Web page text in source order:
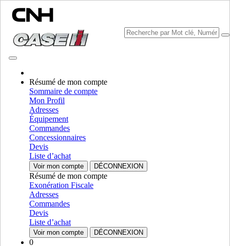
Résumé de mon compte
Sommaire de compte
Mon Profil
Adresses
Équipement
Commandes
Concessionnaires
Devis
Liste d’achat
Voir mon compte DÉCONNEXION
Résumé de mon compte
Exonération Fiscale
Adresses
Commandes
Devis
Liste d’achat
Voir mon compte DÉCONNEXION
0
Sélectionner marque
Fermer le Menu
ÉQUIPEMENT
AUTORÉPARATION
ÉQUIPEMENTALL ÉQUIPEMENT
Ramasseuses-presses
Presse À Balle Rondes
Presses A Balles Carrees
Ramasseuses-pressesAFFICHER TOUT